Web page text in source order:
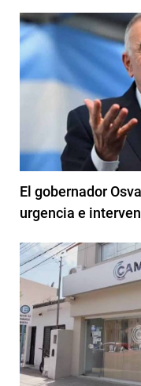
El gobernador
urgencia e